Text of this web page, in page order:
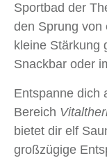
Sportbad der
den Sprung von
kleine Stärkung
Snackbar oder
Entspanne dich
Bereich
bietet dir elf
großzügige